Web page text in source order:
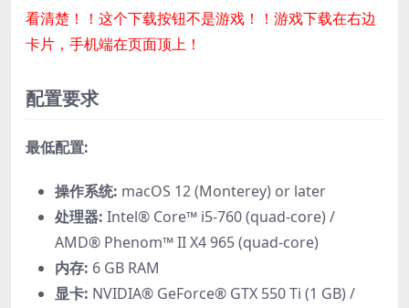
看清楚！！这个下载按钮不是游戏！！游戏下载在右边
卡片，手机端在页面顶上！
配置要求
最低配置:
操作系统: macOS 12 (Monterey) or later
处理器: Intel® Core™ i5-760 (quad-core) /
AMD® Phenom™ II X4 965 (quad-core)
内存: 6 GB RAM
显卡: NVIDIA® GeForce® GTX 550 Ti (1 GB) /